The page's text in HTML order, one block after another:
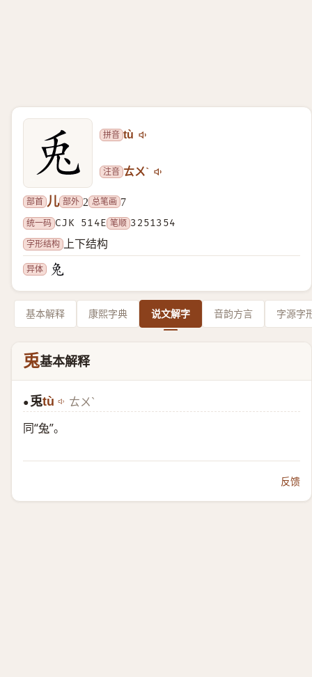
拼音 tù
注音 ㄊㄨˋ
部首 儿 部外 2 总笔画 7
统一码 CJK 514E 笔顺 3251354
字形结构
上下结构
异体
基本解释 康熙字典 说文解字 音韵方言 字源字
兎基本解释
● 兎tù ㄊㄨˋ
同“兔”。
反馈